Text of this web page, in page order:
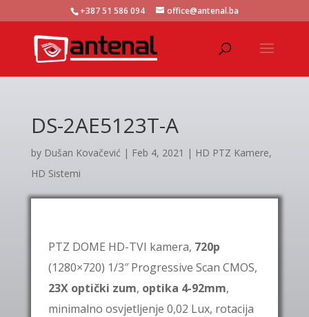
+387 51 586 094 office@antenal.ba
DS-2AE5123T-A
by Dušan Kovačević | Feb 4, 2021 | HD PTZ Kamere,
HD Sistemi
PTZ DOME HD-TVI kamera, 720p
(1280×720) 1/3″ Progressive Scan CMOS,
23X optički zum, optika 4-92mm,
minimalno osvjetljenje 0,02 Lux, rotacija